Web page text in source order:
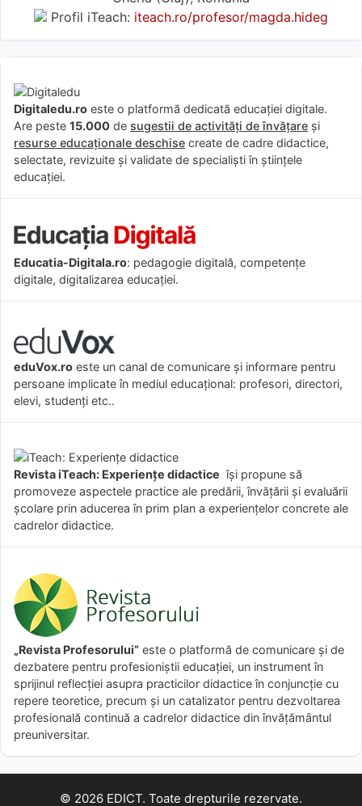
Profil iTeach: iteach.ro/profesor/magda.hideg
Digitaledu.ro este o platformă dedicată educației digitale.
Are peste 15.000 de sugestii de activități de învățare și
resurse educaționale deschise create de cadre didactice,
selectate, revizuite și validate de specialiști în științele
educației.
Educatia-Digitala.ro: pedagogie digitală, competențe
digitale, digitalizarea educației.
eduVox.ro este un canal de comunicare și informare pentru
persoane implicate în mediul educațional: profesori, directori,
elevi, studenți etc..
Revista iTeach: Experienţe didactice îşi propune să
promoveze aspectele practice ale predării, învăţării şi evaluării
şcolare prin aducerea în prim plan a experienţelor concrete ale
cadrelor didactice.
„Revista Profesorului” este o platformă de comunicare și de
dezbatere pentru profesioniștii educației, un instrument în
sprijinul reflecției asupra practicilor didactice în conjuncție cu
repere teoretice, precum și un catalizator pentru dezvoltarea
profesională continuă a cadrelor didactice din învățământul
preuniversitar.
© 2026 EDICT. Toate drepturile rezervate.